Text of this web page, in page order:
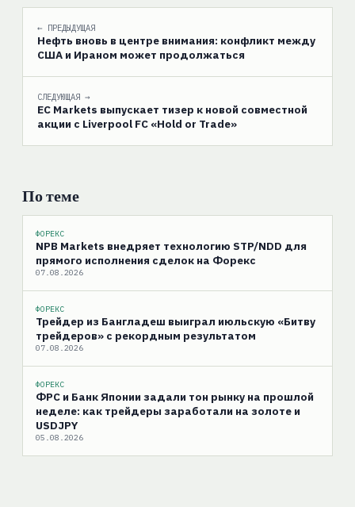
← ПРЕДЫДУЩАЯ
Нефть вновь в центре внимания: конфликт между
США и Ираном может продолжаться
СЛЕДУЮЩАЯ →
EC Markets выпускает тизер к новой совместной
акции с Liverpool FC «Hold or Trade»
По теме
ФОРЕКС
NPB Markets внедряет технологию STP/NDD для
прямого исполнения сделок на Форекс
07.08.2026
ФОРЕКС
Трейдер из Бангладеш выиграл июльскую «Битву
трейдеров» с рекордным результатом
07.08.2026
ФОРЕКС
ФРС и Банк Японии задали тон рынку на прошлой
неделе: как трейдеры заработали на золоте и
USDJPY
05.08.2026